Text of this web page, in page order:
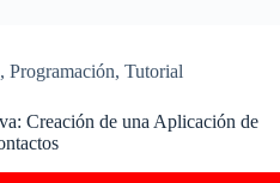
,Programación,Tutorial
Creación de una Aplicación de